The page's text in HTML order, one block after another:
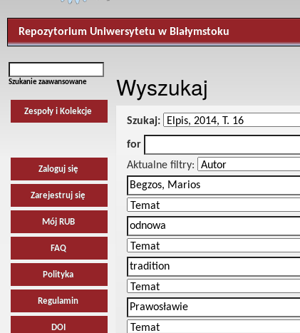
Repozytorium Uniwersytetu w Białymstoku
Szukanie zaawansowane
Zespoły i Kolekcje
Zaloguj się
Zarejestruj się
Mój RUB
FAQ
Polityka
Regulamin
DOI
Wyszukaj
Szukaj:
for
Aktualne filtry: